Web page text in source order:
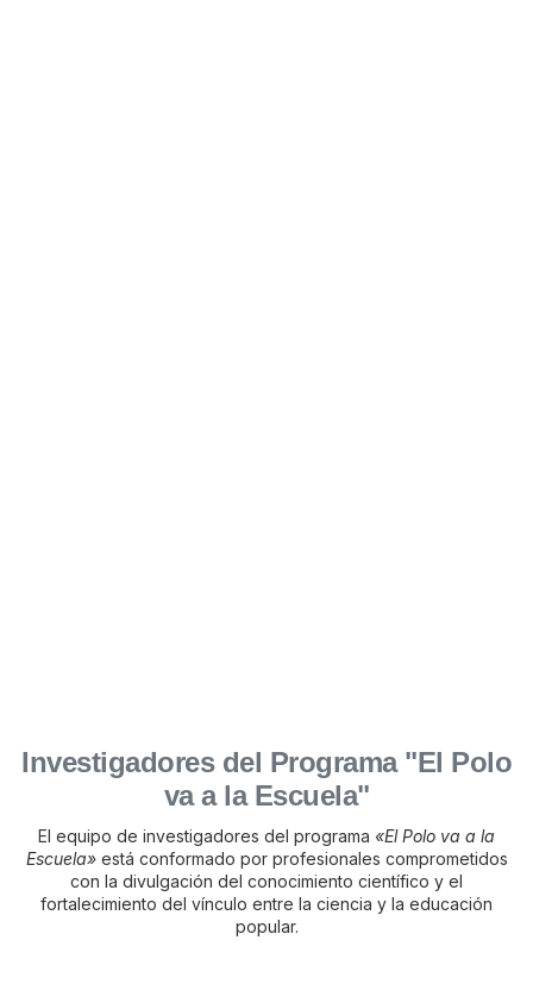
Investigadores del Programa "El Polo
va a la Escuela"
El equipo de investigadores del programa «El Polo va a la
Escuela»está conformado por profesionales comprometidos
con la divulgación del conocimiento científico y el
fortalecimiento del vínculo entre la ciencia y la educación
popular.